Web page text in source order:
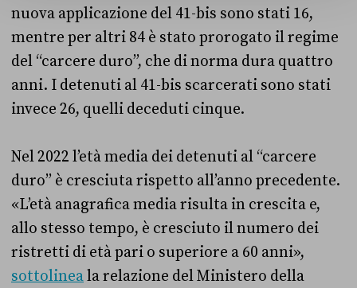
nuova applicazione del 41-bis sono stati 16,
mentre per altri 84 è stato prorogato il regime
del “carcere duro”, che di norma dura quattro
anni. I detenuti al 41-bis scarcerati sono stati
invece 26, quelli deceduti cinque.
Nel 2022 l’età media dei detenuti al “carcere
duro” è cresciuta rispetto all’anno precedente.
«L’età anagrafica media risulta in crescita e,
allo stesso tempo, è cresciuto il numero dei
ristretti di età pari o superiore a 60 anni»,
sottolineala relazione del Ministero della